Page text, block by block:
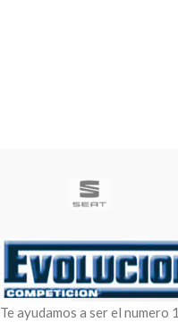
Te ayudamos a ser el numero 1